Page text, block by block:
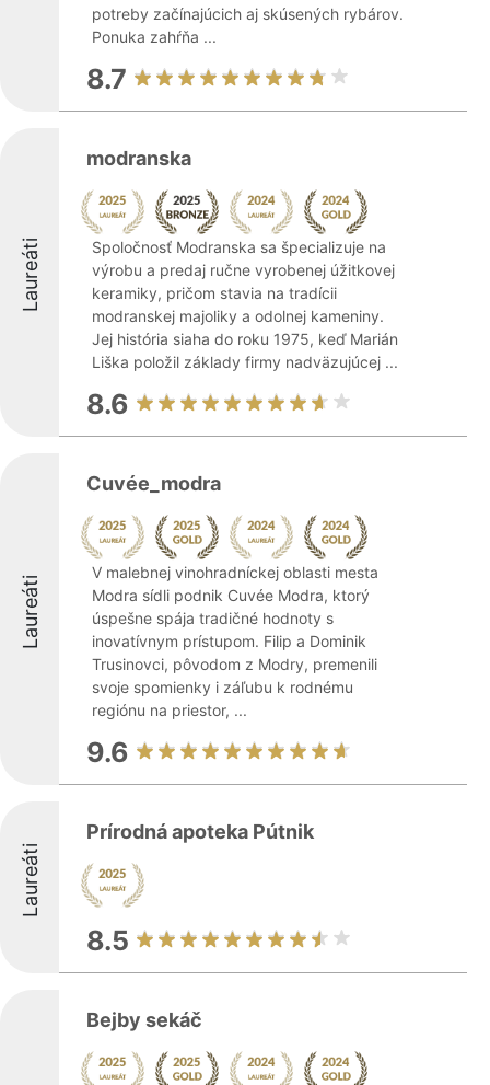
potreby začínajúcich aj skúsených rybárov.
Ponuka zahŕňa ...
8.7
Laureáti
modranska
Spoločnosť Modranska sa špecializuje na
výrobu a predaj ručne vyrobenej úžitkovej
keramiky, pričom stavia na tradícii
modranskej majoliky a odolnej kameniny.
Jej história siaha do roku 1975, keď Marián
Liška položil základy firmy nadväzujúcej ...
8.6
Laureáti
Cuvée_modra
V malebnej vinohradníckej oblasti mesta
Modra sídli podnik Cuvée Modra, ktorý
úspešne spája tradičné hodnoty s
inovatívnym prístupom. Filip a Dominik
Trusinovci, pôvodom z Modry, premenili
svoje spomienky i záľubu k rodnému
regiónu na priestor, ...
9.6
Laureáti
Prírodná apoteka Pútnik
8.5
Bejby sekáč